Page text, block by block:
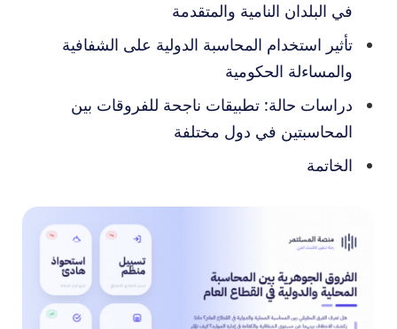
في البلدان النامية والمتقدمة
تأثير استخدام المحاسبة الدولية على الشفافية
والمساءلة الحكومية
دراسات حالة: تطبيقات ناجحة للفروقات بين
المحاسبتين في دول مختلفة
الخاتمة